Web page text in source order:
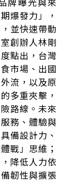
爆發力」，
並快速帶動
創辦人林剛
點出，台灣
市場、出國
流，以及原
多重夾擊，
路線。未來
務、體驗與
備設計力、
戰」思維；
降低人力依
韌性與擴張